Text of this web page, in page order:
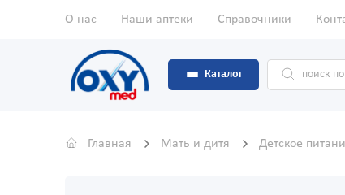
О нас Наши аптеки Справочники
Каталог
Главная Мать и дитя Детское